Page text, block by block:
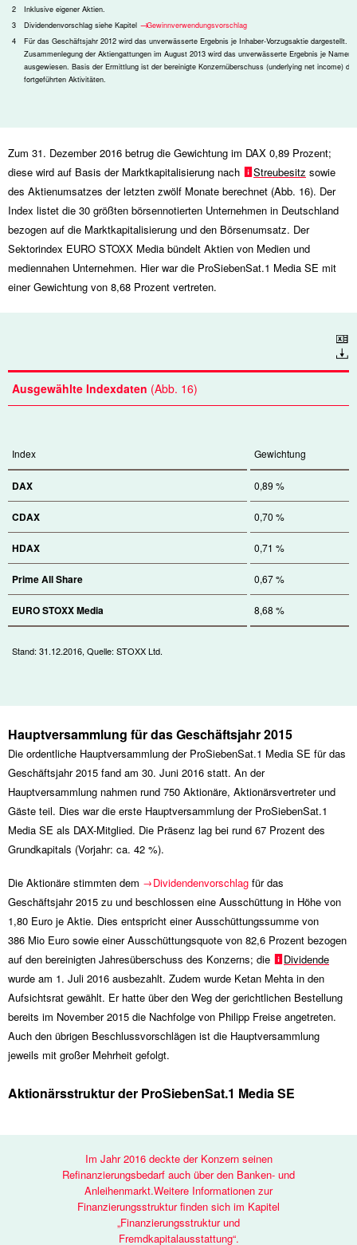
2
Inklusive eigener Aktien.
3
Dividendenvorschlag siehe Kapitel
Gewinnverwendungsvorschlag
4
Für das Geschäftsjahr 2012 wird das unverwässerte Ergebnis je Inhaber-Vorzugsaktie dargestellt.
Zusammenlegung der Aktiengattungen im August 2013 wird das unverwässerte Ergebnis je
ausgewiesen. Basis der Ermittlung ist der bereinigte Konzernüberschuss (underlying net income) der
fortgeführten Aktivitäten.
Zum 31. Dezember 2016 betrug die Gewichtung im DAX 0,89 Prozent;
diese wird auf Basis der Marktkapitalisierung nach
Streubesitz sowie
des Aktienumsatzes der letzten zwölf Monate berechnet (Abb. 16). Der
Index listet die 30 größten börsennotierten Unternehmen in Deutschland
bezogen auf die Marktkapitalisierung und den Börsenumsatz. Der
Sektorindex EURO STOXX Media bündelt Aktien von Medien und
mediennahen Unternehmen. Hier war die ProSiebenSat.1 Media SE mit
einer Gewichtung von 8,68 Prozent vertreten.
Download
Ausgewählte Indexdaten (Abb. 16)
Index Gewichtung
Stand: 31.12.2016, Quelle: STOXX Ltd.
DAX 0,89 %
CDAX 0,70 %
HDAX 0,71 %
Prime All Share 0,67 %
EURO STOXX Media 8,68 %
Hauptversammlung für das Geschäftsjahr 2015
Die ordentliche Hauptversammlung der ProSiebenSat.1 Media SE für das
Geschäftsjahr 2015 fand am 30. Juni 2016 statt. An der
Hauptversammlung nahmen rund 750 Aktionäre, Aktionärsvertreter und
Gäste teil. Dies war die erste Hauptversammlung der ProSiebenSat.1
Media SE als DAX-Mitglied. Die Präsenz lag bei rund 67 Prozent des
Grundkapitals (Vorjahr: ca. 42 %).
Die Aktionäre stimmten dem Dividendenvorschlag für das
Geschäftsjahr 2015 zu und beschlossen eine Ausschüttung in Höhe von
1,80 Euro je Aktie. Dies entspricht einer Ausschüttungssumme von
386 Mio Euro sowie einer Ausschüttungsquote von 82,6 Prozent bezogen
auf den bereinigten Jahresüberschuss des Konzerns; die
Dividende
wurde am 1. Juli 2016 ausbezahlt. Zudem wurde Ketan Mehta in den
Aufsichtsrat gewählt. Er hatte über den Weg der gerichtlichen Bestellung
bereits im November 2015 die Nachfolge von Philipp Freise angetreten.
Auch den übrigen Beschlussvorschlägen ist die Hauptversammlung
jeweils mit großer Mehrheit gefolgt.
Aktionärsstruktur der ProSiebenSat.1 Media SE
Im Jahr 2016 deckte der Konzern seinen
Refinanzierungsbedarf auch über den Banken- und
Anleihenmarkt.Weitere Informationen zur
Finanzierungsstruktur finden sich im Kapitel
„Finanzierungsstruktur und
Fremdkapitalausstattung“.